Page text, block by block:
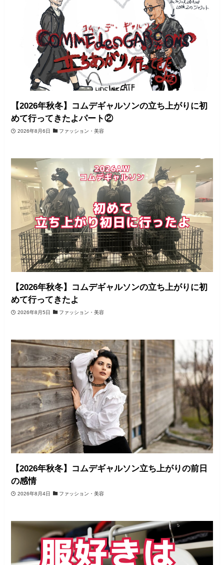
【2026年秋冬】コムデギャルソンの立ち上がりに初
めて行ってきたよパート②
2026年8月6日 ファッション・美容
【2026年秋冬】コムデギャルソンの立ち上がりに初
めて行ってきたよ
2026年8月5日 ファッション・美容
【2026年秋冬】コムデギャルソン立ち上がりの前日
の感情
2026年8月4日 ファッション・美容